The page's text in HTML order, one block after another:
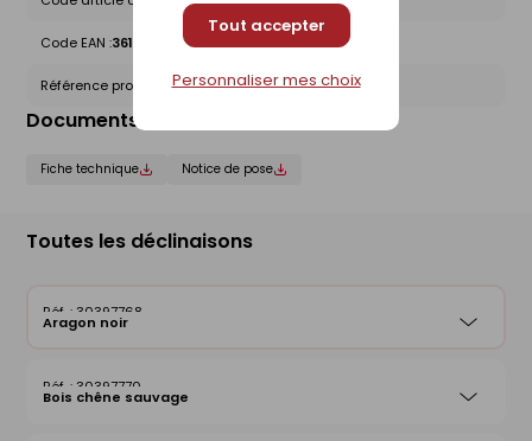
Tout accepter
Personnaliser mes choix
Code EAN :3612830013449
Référence produit nationale Gedimat :30397768
Documents liés
Fiche technique Notice de pose
Toutes les déclinaisons
30397768
Aragon noir
30397770
Bois chêne sauvage